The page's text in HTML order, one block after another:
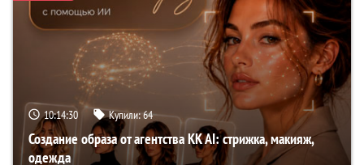
10:14:29 Купили:64
Создание образа от агентства KK AI: стрижка, макияж,
одежда